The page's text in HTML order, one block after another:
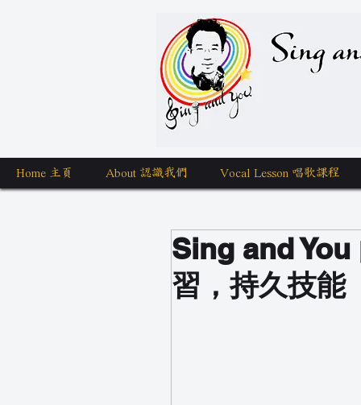
Sing
Home 主頁 About 認識我們 Vocal Lesson 唱歌課程
Sing and You
習，持久技能